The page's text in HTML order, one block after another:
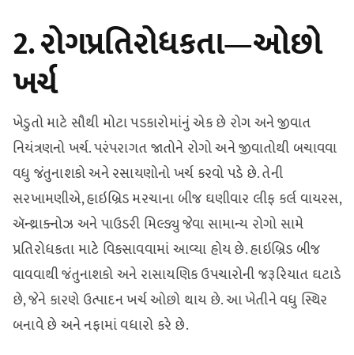
2. રોગપ્રતિરોધકતા—ઓછો
ખર્ચ
ખેડુતો માટે સૌથી મોટા પડકારોમાંનું એક છે રોગ અને જીવાત
નિયંત્રણનો ખર્ચ. પરંપરાગત જાતોને રોગો અને જીવાતોથી બચાવવા
વધુ જંતુનાશકો અને રસાયણોનો ખર્ચ કરવો પડે છે. તેની
સરખામણીએ, હાઇબ્રિડ મરચાના બીજ ઘણીવાર લીફ કર્લ વાયરસ,
ઍન્થ્રાક્નોઝ અને પાઉડરી મિલ્ડ્યુ જેવા સામાન્ય રોગો સામે
પ્રતિરોધકતા માટે વિકસાવવામાં આવ્યા હોય છે. હાઇબ્રિડ બીજ
વાવવાથી જંતુનાશકો અને રાસાયણિક ઉપચારોની જરૂરિયાત ઘટાડે
છે, જેને કારણે ઉત્પાદન ખર્ચ ઓછો થાય છે. આ ખેતીને વધુ સ્થિર
બનાવે છે અને નફામાં વધારો કરે છે.